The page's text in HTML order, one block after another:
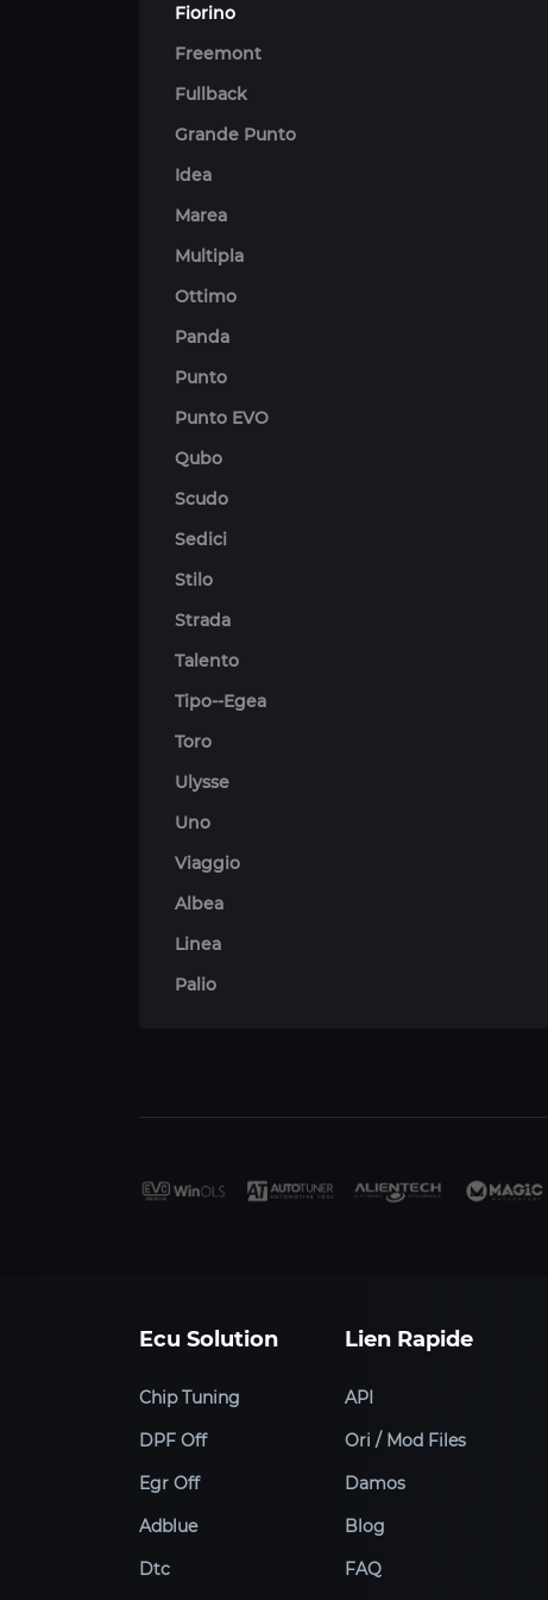
Fiorino
Freemont
Fullback
Grande Punto
Idea
Marea
Multipla
Ottimo
Panda
Punto
Punto EVO
Qubo
Scudo
Sedici
Stilo
Strada
Talento
Tipo--Egea
Toro
Ulysse
Uno
Viaggio
Albea
Linea
Palio
Ecu Solution
Chip Tuning
DPF Off
Egr Off
Adblue
Dtc
Lien Rapide
API
Ori / Mod Files
Damos
Blog
FAQ